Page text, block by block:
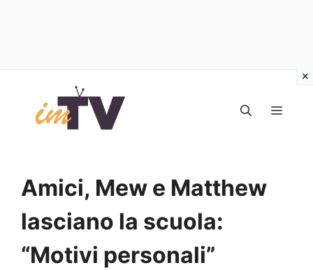
contenuto
Amici, Mew e Matthew
lasciano la scuola:
“Motivi personali”